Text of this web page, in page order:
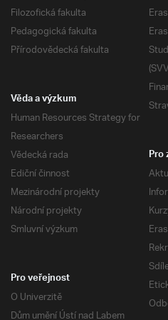
Filozofická fakulta
Pedagogická fakulta
Přírodovědecká fakulta
Věda a výzkum
Human Resources Strategy for
Researchers
Vědecká rada
Ediční činnost
Mezinárodní projekty
Národní projekty
Smluvní výzkum
Pro
Pro veřejnost
O Univerzitě